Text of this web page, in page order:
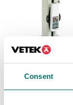
Consent
Dynamometer